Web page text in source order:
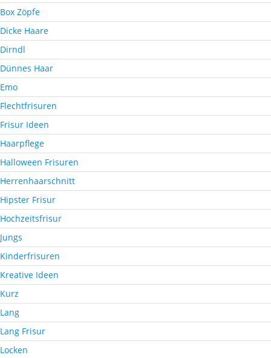
Box Zöpfe
Dicke Haare
Dirndl
Dünnes Haar
Emo
Flechtfrisuren
Frisur Ideen
Haarpflege
Halloween Frisuren
Herrenhaarschnitt
Hipster Frisur
Hochzeitsfrisur
Jungs
Kinderfrisuren
Kreative Ideen
Kurz
Lang
Lang Frisur
Locken